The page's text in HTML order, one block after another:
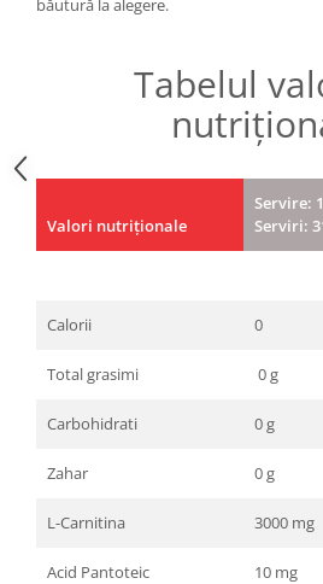
băutură la alegere.
Tabelul
Valori nutriționale
Servire:
Serviri:
Calorii 0
Total grasimi 0 g
Carbohidrati 0 g
Zahar 0 g
L-Carnitina 3000 mg
Acid Pantoteic 10 mg